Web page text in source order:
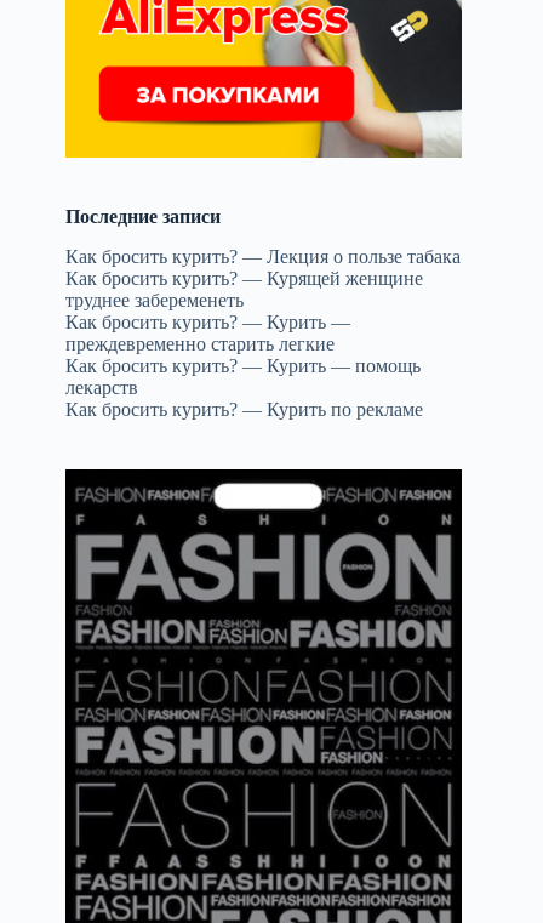
Последние записи
Как бросить курить? — Лекция о пользе табака
Как бросить курить? — Курящей женщине
труднее забеременеть
Как бросить курить? — Курить —
преждевременно старить легкие
Как бросить курить? — Курить — помощь
лекарств
Как бросить курить? — Курить по рекламе